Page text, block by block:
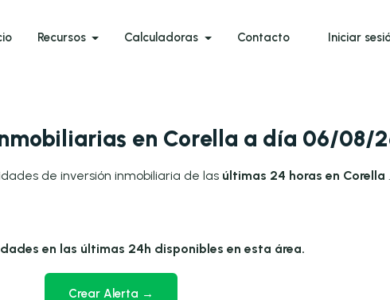
Recursos Calculadoras Contacto Iniciar
en Corella a día 06/08/
de inversión inmobiliaria de las últimas 24 horas en Corella .
en las últimas 24h disponibles en esta área.
Crear Alerta →